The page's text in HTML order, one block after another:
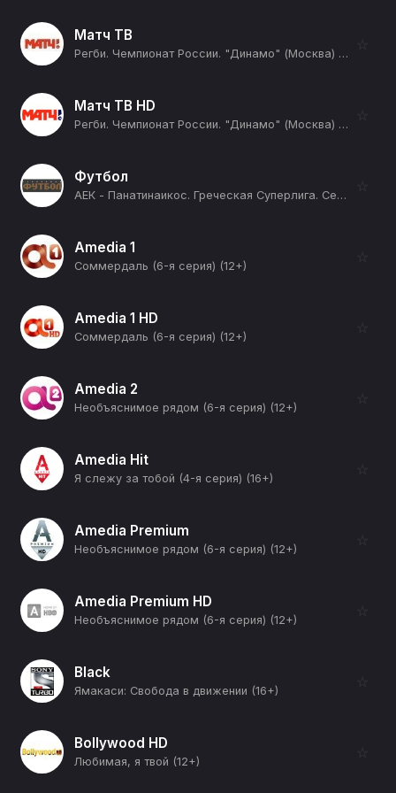
Матч ТВ
Регби. Чемпионат России. "Динамо" (Москва) - "ВВА-Подмосковье" (Монино) (12+)
☆
Матч ТВ HD
Регби. Чемпионат России. "Динамо" (Москва) - "ВВА-Подмосковье" (Монино) (12+)
☆
Футбол
АЕК - Панатинаикос. Греческая Суперлига. Сезон 25/26 (12+)
☆
Amedia 1
Соммердаль (6-я серия) (12+)
☆
Amedia 1 HD
Соммердаль (6-я серия) (12+)
☆
Amedia 2
Необъяснимое рядом (6-я серия) (12+)
☆
Amedia Hit
Я слежу за тобой (4-я серия) (16+)
☆
Amedia Premium
Необъяснимое рядом (6-я серия) (12+)
☆
Amedia Premium HD
Необъяснимое рядом (6-я серия) (12+)
☆
Black
Ямакаси: Свобода в движении (16+)
☆
Bollywood HD
Любимая, я твой (12+)
☆